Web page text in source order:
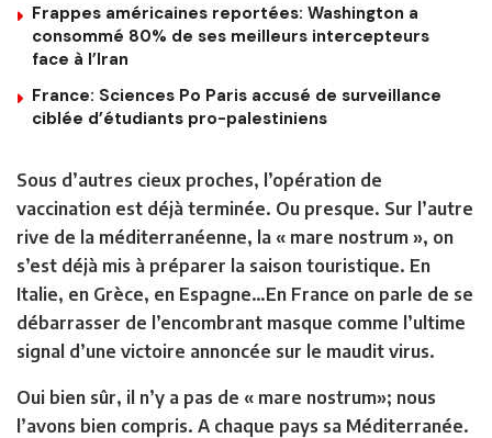
Frappes américaines reportées: Washington a
consommé 80% de ses meilleurs intercepteurs
face à l’Iran
France: Sciences Po Paris accusé de surveillance
ciblée d’étudiants pro-palestiniens
Sous d’autres cieux proches, l’opération de
vaccination est déjà terminée. Ou presque. Sur l’autre
rive de la méditerranéenne, la « mare nostrum », on
s’est déjà mis à préparer la saison touristique. En
Italie, en Grèce, en Espagne…En France on parle de se
débarrasser de l’encombrant masque comme l’ultime
signal d’une victoire annoncée sur le maudit virus.
Oui bien sûr, il n’y a pas de « mare nostrum»; nous
l’avons bien compris. A chaque pays sa Méditerranée.